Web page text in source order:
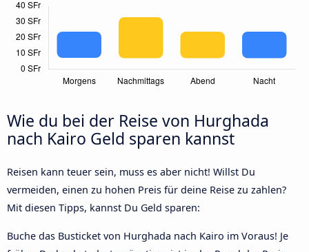
Wie du bei der Reise von Hurghada
nach Kairo Geld sparen kannst
Reisen kann teuer sein, muss es aber nicht! Willst Du
vermeiden, einen zu hohen Preis für deine Reise zu zahlen?
Mit diesen Tipps, kannst Du Geld sparen:
Buche das Busticket von Hurghada nach Kairo im Voraus! Je